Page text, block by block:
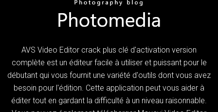
AVS Video Editor crack plus clé d'activation version
complète est un éditeur facile à utiliser et puissant pour le
débutant qui vous fournit une variété d'outils dont vous avez
besoin pour l'édition. Cette application peut vous aider à
éditer tout en gardant la difficulté à un niveau raisonnable.